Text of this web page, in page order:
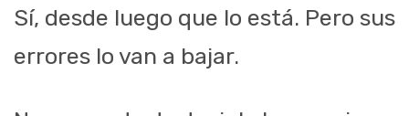
Sí, desde luego que lo está. Pero sus
errores lo van a bajar.